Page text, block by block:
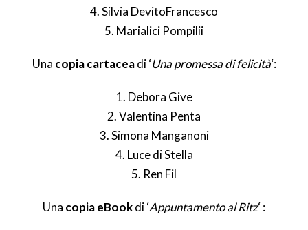
4. Silvia DevitoFrancesco
5. Marialici Pompilii
Una copia cartaceadi ‘Una promessa di felicità‘:
1. Debora Give
2. Valentina Penta
3. Simona Manganoni
4. Luce di Stella
5. Ren Fil
Una copia eBookdi ‘Appuntamento al Ritz‘ :